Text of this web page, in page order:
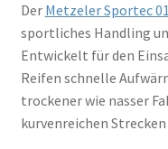
Der Metzeler Sportec 01
sportliches Handling
Entwickelt für den
Reifen schnelle
trockener wie nasser
kurvenreichen